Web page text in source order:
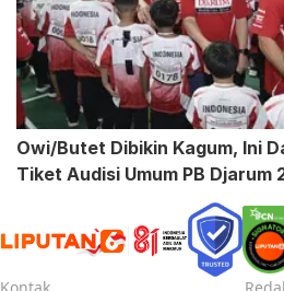
Owi/Butet Dibikin Kagum, Ini
Tiket Audisi Umum PB Djarum